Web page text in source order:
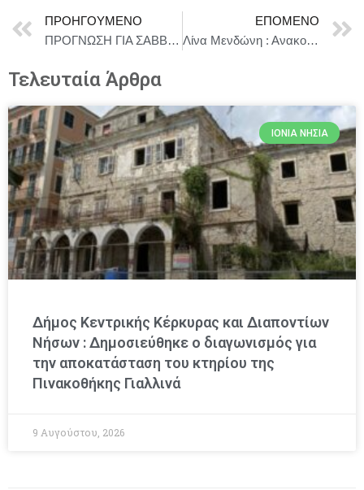
ΠΡΟΗΓΟΎΜΕΝΟ
ΠΡΟΓΝΩΣΗ ΓΙΑ ΣΑΒΒΑΤΟ 28-06-2025
ΕΠΌΜΕΝΟ
Λίνα Μενδώνη : Ανακοινώσεις για Νεώρια και Οικία Χρονάκη, επισκέψεις στις Δομές Χειροτεχνίας
Τελευταία Άρθρα
ΙΌΝΙΑ ΝΗΣΙΆ
Δήμος Κεντρικής Κέρκυρας και Διαποντίων
Νήσων : Δημοσιεύθηκε ο διαγωνισμός για
την αποκατάσταση του κτηρίου της
Πινακοθήκης Γιαλλινά
9 Αυγούστου, 2026